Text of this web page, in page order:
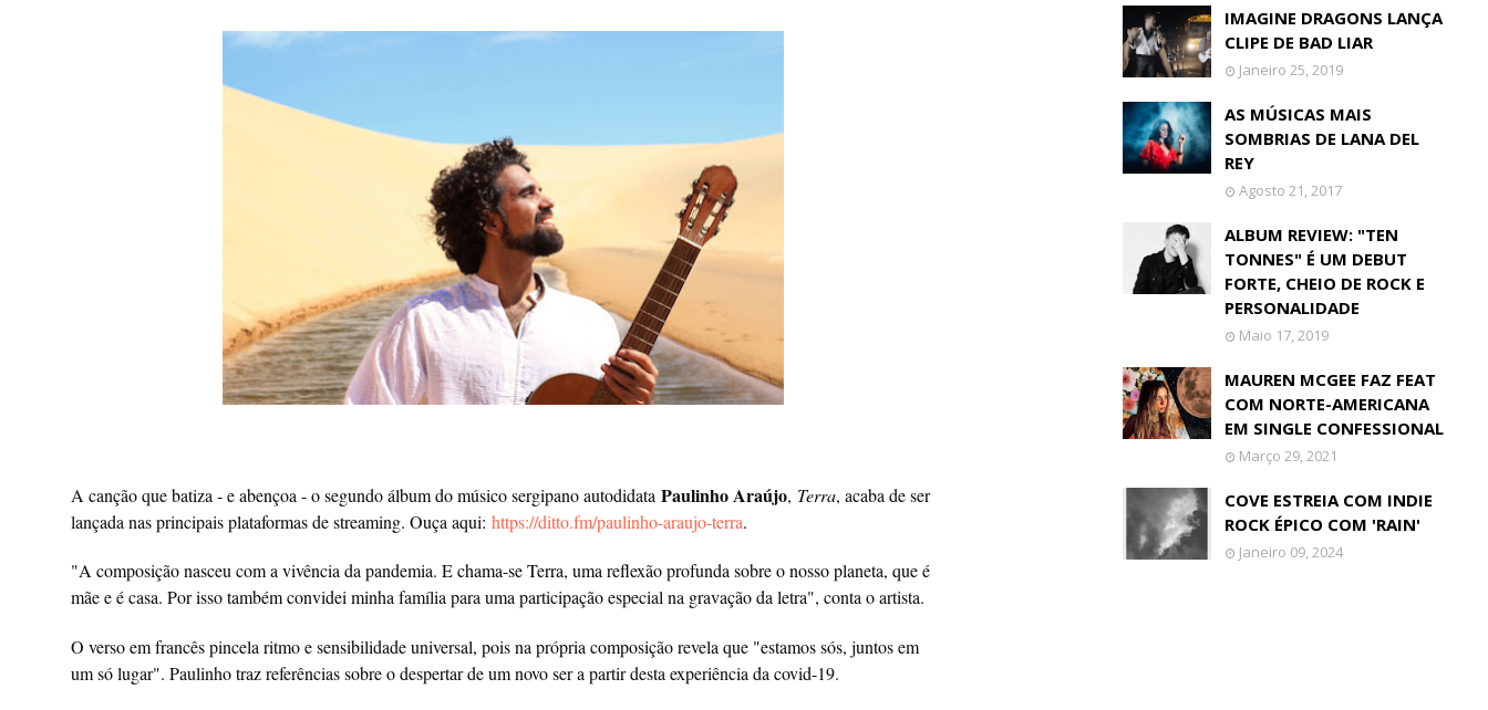
A canção que batiza - e abençoa - o segundo álbum do músico sergipano autodidata Paulinho Araújo, Terra, acaba de ser
lançada nas principais plataformas de streaming. Ouça aqui: https://ditto.fm/paulinho-araujo-terra.
"A composição nasceu com a vivência da pandemia. E chama-se Terra, uma reflexão profunda sobre o nosso planeta, que é
mãe e é casa. Por isso também convidei minha família para uma participação especial na gravação da letra", conta o artista.
O verso em francês pincela ritmo e sensibilidade universal, pois na própria composição revela que "estamos sós, juntos em
um só lugar". Paulinho traz referências sobre o despertar de um novo ser a partir desta experiência da covid-19.
IMAGINE DRAGONS LANÇA
CLIPE DE BAD LIAR
Janeiro 25, 2019
AS MÚSICAS MAIS
SOMBRIAS DE LANA DEL
REY
Agosto 21, 2017
ALBUM REVIEW: "TEN
TONNES" É UM DEBUT
FORTE, CHEIO DE ROCK E
PERSONALIDADE
Maio 17, 2019
MAUREN MCGEE FAZ FEAT
COM NORTE-AMERICANA
EM SINGLE CONFESSIONAL
Março 29, 2021
COVE ESTREIA COM INDIE
ROCK ÉPICO COM 'RAIN'
Janeiro 09, 2024